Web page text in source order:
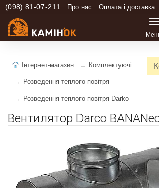
(098) 81-07-211 Про нас Оплата і доставка
Інтернет-магазин Комплектуючі
Розведення теплого повітря
Розведення теплого повітря Darko
Вентилятор Darco